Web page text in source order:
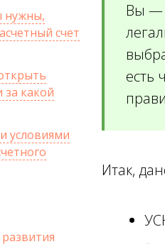
нужны,
счет
за какой
условиями
Вы —
есть
Итак,